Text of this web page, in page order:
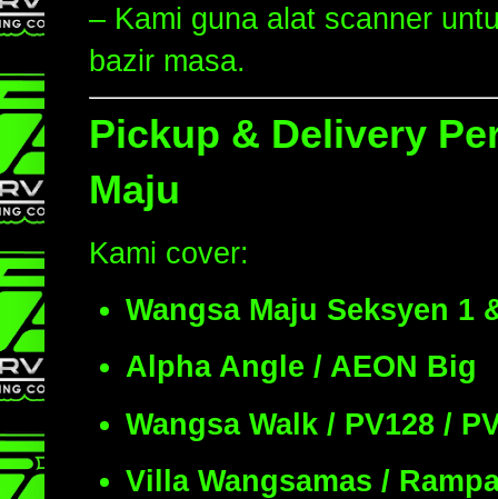
– Kami guna alat scanner
bazir masa.
Pickup & Delivery
Maju
Kami cover:
Wangsa Maju Seksyen 1
Alpha Angle / AEON Big
Wangsa Walk / PV128 /
Villa Wangsamas /